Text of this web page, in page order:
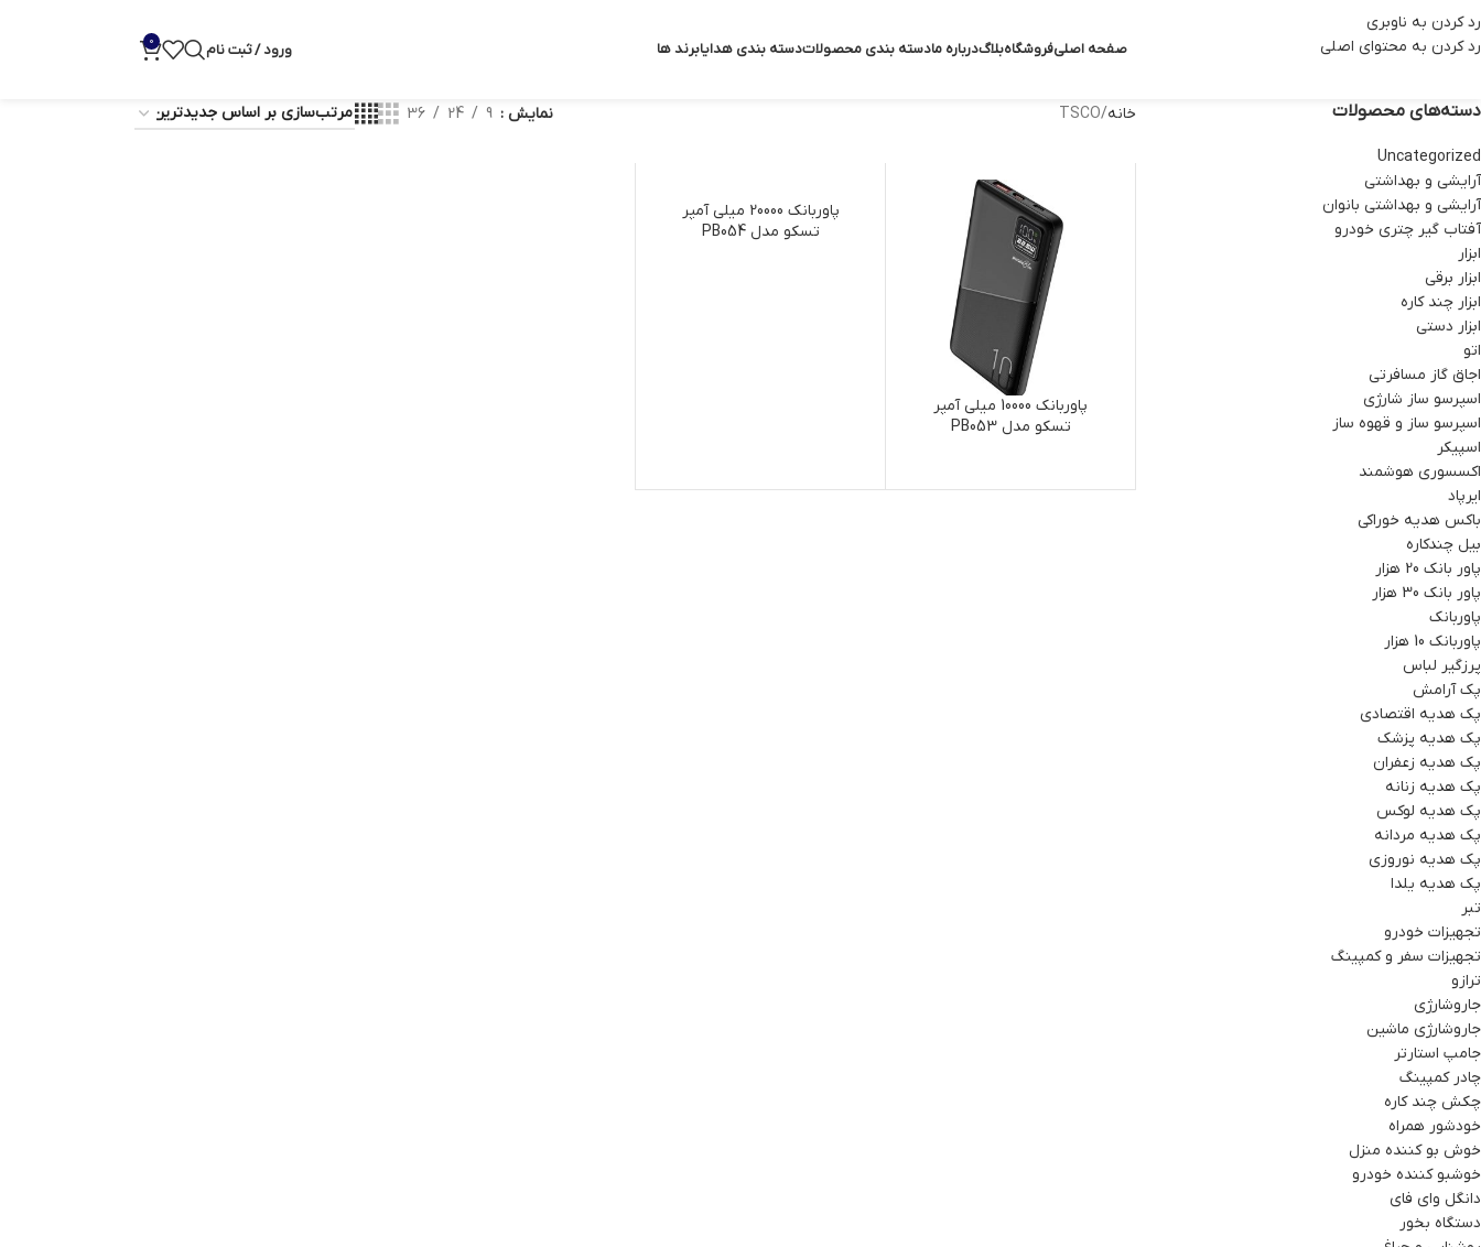
رد کردن به ناوبری
رد کردن به محتوای اصلی
صفحه اصلیفروشگاهبلاگدرباره مادسته بندی محصولاتدسته بندی هدایابرند ها ورود / ثبت نام 0
دسته‌های محصولات
Uncategorized
آرایشی و بهداشتی
آرایشی و بهداشتی بانوان
آفتاب گیر چتری خودرو
ابزار
ابزار برقی
ابزار چند کاره
ابزار دستی
اتو
اجاق گاز مسافرتی
اسپرسو ساز شارژی
اسپرسو ساز و قهوه ساز
اسپیکر
اکسسوری هوشمند
ایرپاد
باکس هدیه خوراکی
بیل چندکاره
پاور بانک 20 هزار
پاور بانک 30 هزار
پاوربانک
پاوربانک 10 هزار
پرزگیر لباس
پک آرامش
پک هدیه اقتصادی
پک هدیه پزشک
پک هدیه زعفران
پک هدیه زنانه
پک هدیه لوکس
پک هدیه مردانه
پک هدیه نوروزی
پک هدیه یلدا
تبر
تجهیزات خودرو
تجهیزات سفر و کمپینگ
ترازو
جاروشارژی
جاروشارژی ماشین
جامپ استارتر
چادر کمپینگ
چکش چند کاره
خودشور همراه
خوش بو کننده منزل
خوشبو کننده خودرو
دانگل وای فای
دستگاه بخور
خانه TSCO نمایش 9
24
36
پاوربانک 10000 میلی آمپر
تسکو مدل PB053
پاوربانک 20000 میلی آمپر
تسکو مدل PB054